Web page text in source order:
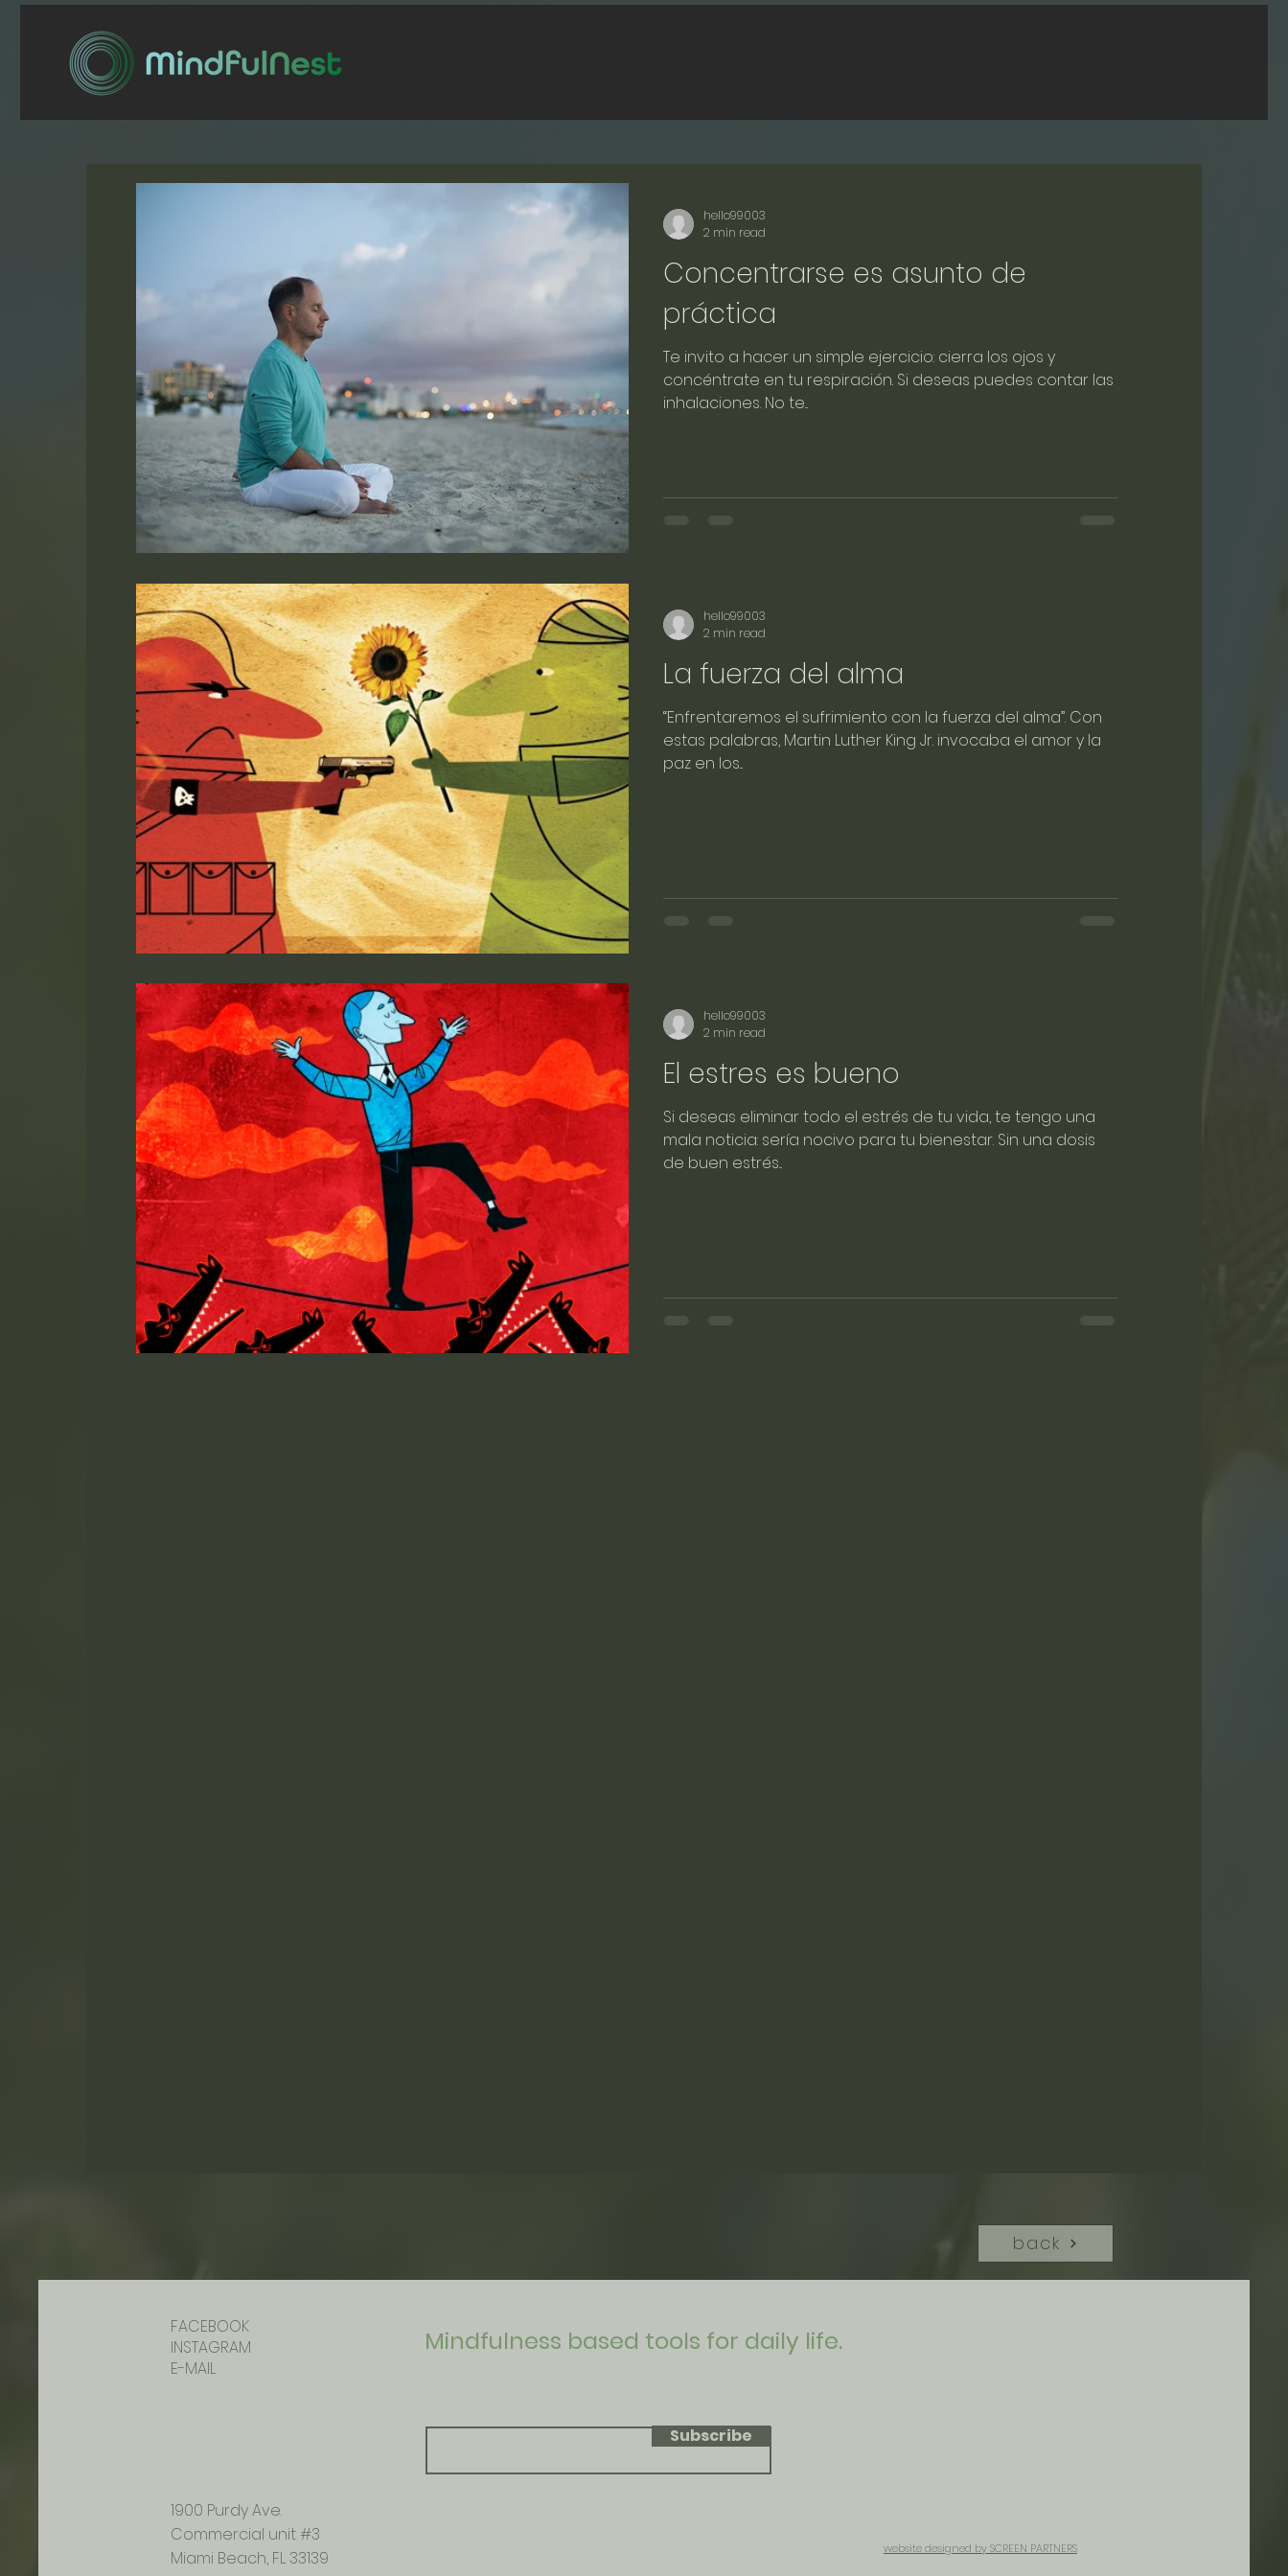
Concentrarse es asunto de
práctica
Te invito a hacer un simple ejercicio: cierra los ojos y
concéntrate en tu respiración. Si deseas puedes contar las
inhalaciones. No te...
hello99003
2 min read
La fuerza del alma
“Enfrentaremos el sufrimiento con la fuerza del alma”. Con
estas palabras, Martin Luther King Jr. invocaba el amor y la
paz en los...
hello99003
2 min read
El estres es bueno
Si deseas eliminar todo el estrés de tu vida, te tengo una
mala noticia: sería nocivo para tu bienestar. Sin una dosis
de buen estrés...
hello99003
2 min read
back
FACEBOOK
INSTAGRAM
E-MAIL
Mindfulness based tools for daily life.
1900 Purdy Ave.
Commercial unit #3
Miami Beach, FL 33139
website designed by SCREEN PARTNERS
Subscribe